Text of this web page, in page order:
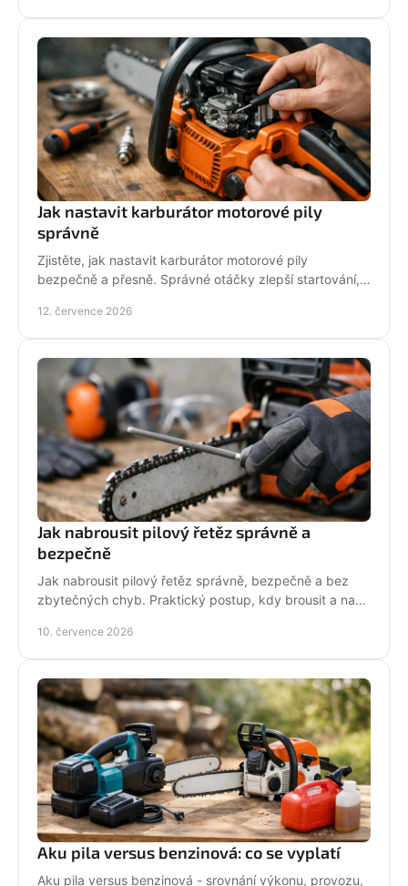
Jak nastavit karburátor motorové pily
správně
Zjistěte, jak nastavit karburátor motorové pily
bezpečně a přesně. Správné otáčky zlepší startování,
12. července 2026
Jak nabrousit pilový řetěz správně a
bezpečně
Jak nabrousit pilový řetěz správně, bezpečně a bez
zbytečných chyb. Praktický postup, kdy brousit a na
10. července 2026
Aku pila versus benzinová: co se vyplatí
Aku pila versus benzinová - srovnání výkonu, provozu,